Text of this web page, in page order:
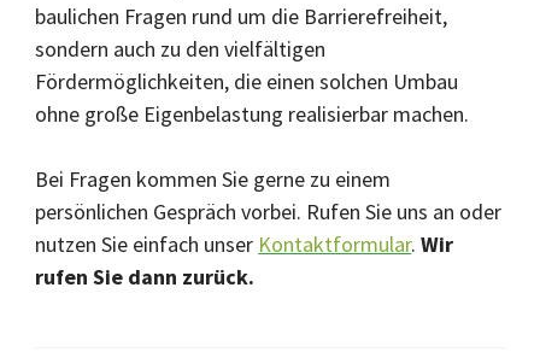
baulichen Fragen rund um die Barrierefreiheit,
sondern auch zu den vielfältigen
Fördermöglichkeiten, die einen solchen Umbau
ohne große Eigenbelastung realisierbar machen.
Bei Fragen kommen Sie gerne zu einem
persönlichen Gespräch vorbei. Rufen Sie uns an oder
nutzen Sie einfach unser Kontaktformular.Wir
rufen Sie dann zurück.